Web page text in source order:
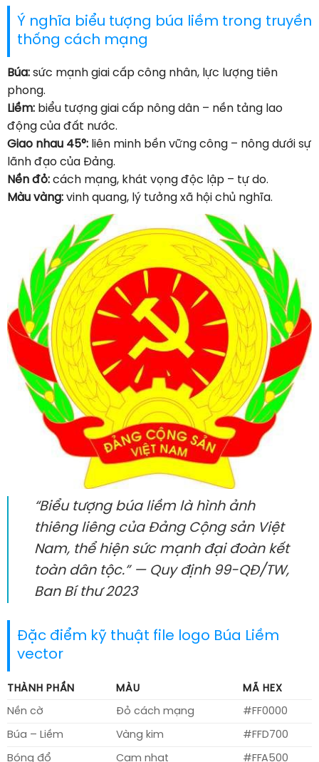
Ý nghĩa biểu tượng búa liềm trong truyền
thống cách mạng
Búa: sức mạnh giai cấp công nhân, lực lượng tiên
phong.
Liềm: biểu tượng giai cấp nông dân – nền tảng lao
động của đất nước.
Giao nhau 45°: liên minh bền vững công – nông dưới sự
lãnh đạo của Đảng.
Nền đỏ: cách mạng, khát vọng độc lập – tự do.
Màu vàng: vinh quang, lý tưởng xã hội chủ nghĩa.
“Biểu tượng búa liềm là hình ảnh
thiêng liêng của Đảng Cộng sản Việt
Nam, thể hiện sức mạnh đại đoàn kết
toàn dân tộc.” — Quy định 99-QĐ/TW,
Ban Bí thư 2023
Đặc điểm kỹ thuật file logo Búa Liềm
vector
THÀNH PHẦN MÀU
MÃ HEX
Nền cờ
Đỏ cách mạng #FF0000
Búa – Liềm Vàng kim #FFD700
Bóng đổ Cam nhạt #FFA500